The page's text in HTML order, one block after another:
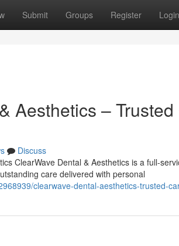
Submit Groups Register Login
Aesthetics –
Discuss
ClearWave Dental & Aesthetics is a full-
care delivered with personal
clearwave-dental-aesthetics-trusted-